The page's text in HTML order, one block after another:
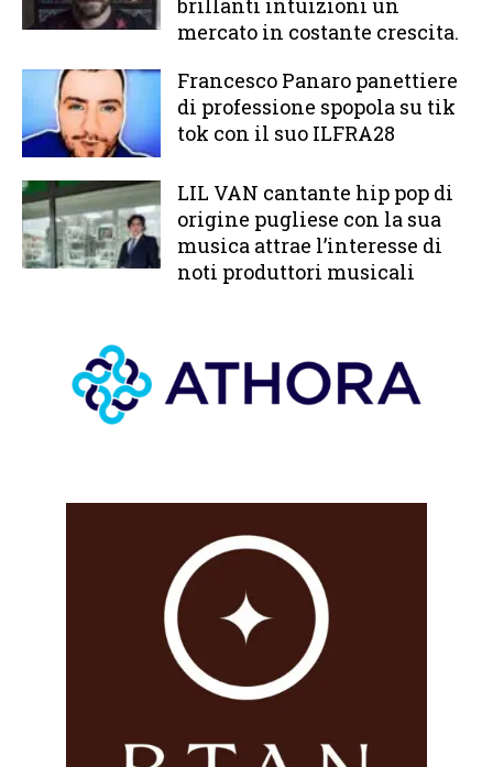
brillanti intuizioni un
mercato in costante crescita.
Francesco Panaro panettiere
di professione spopola su tik
tok con il suo ILFRA28
LIL VAN cantante hip pop di
origine pugliese con la sua
musica attrae l’interesse di
noti produttori musicali